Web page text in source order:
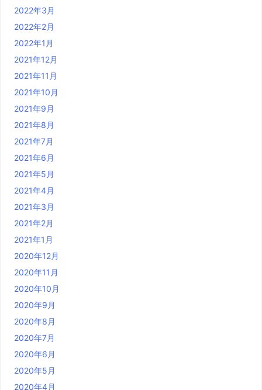
2022年3月
2022年2月
2022年1月
2021年12月
2021年11月
2021年10月
2021年9月
2021年8月
2021年7月
2021年6月
2021年5月
2021年4月
2021年3月
2021年2月
2021年1月
2020年12月
2020年11月
2020年10月
2020年9月
2020年8月
2020年7月
2020年6月
2020年5月
2020年4月